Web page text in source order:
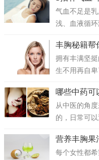
气血不足是
浅、血液循环
丰胸秘籍帮
拥有丰满坚
生不用再自卑
哪些中药可
从中医的角
的，日常可以
营养丰胸果
每个女性都